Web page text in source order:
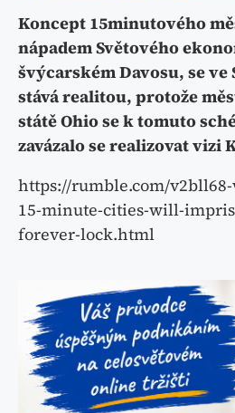
Koncept 15minutového
nápadem Světového
švýcarském Davosu, se
stává realitou, protože
státě Ohio se k tomuto
zavázalo se realizovat vizi
https://rumble.com/
15-minute-cities-will-
forever-lock.html